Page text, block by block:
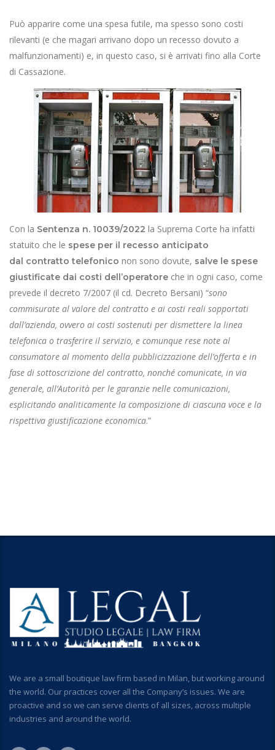
Può apparire come una spesa futile, ma spesso sono costi
rilevanti (e che magari arrivano dopo un recesso dovuto a
malfunzionamenti) e, in questo caso, si è arrivati fino alla Corte
di Cassazione.
Con la Sentenza n. 10039/2022 la Suprema Corte ha infatti
statuito che le spese per il recesso anticipato
dal contratto telefonico non sono dovute, salve le spese
giustificate dai costi dell’operatore che in ogni caso, come
prevede il decreto 7/2007 (il cd. Decreto Bersani) “sono
commisurate al valore del contratto e ai costi reali sopportati
dall’azienda, ovvero ai costi sostenuti per dismettere la linea
telefonica o trasferire il servizio, e comunque rese note al
consumatore al momento della pubblicizzazione dell’offerta e in
fase di sottoscrizione del contratto, nonché comunicate, in via
generale, all’Autorità per le garanzie nelle comunicazioni,
esplicitando analiticamente la composizione di ciascuna voce e la
rispettiva giustificazione economica.”
We are a small boutique law firm based in Milan, but working around
the world. Our practices cover all the Company’s issues. We are
proactive and so we can serve clients of all sizes, across multiple
industries and around the world.